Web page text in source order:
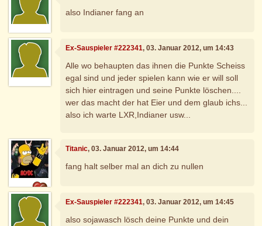
also Indianer fang an
Ex-Sauspieler #222341, 03. Januar 2012, um 14:43
Alle wo behaupten das ihnen die Punkte Scheiss
egal sind und jeder spielen kann wie er will soll
sich hier eintragen und seine Punkte löschen....
wer das macht der hat Eier und dem glaub ichs...
also ich warte LXR,Indianer usw...
Titanic, 03. Januar 2012, um 14:44
fang halt selber mal an dich zu nullen
Ex-Sauspieler #222341, 03. Januar 2012, um 14:45
also sojawasch lösch deine Punkte und dein